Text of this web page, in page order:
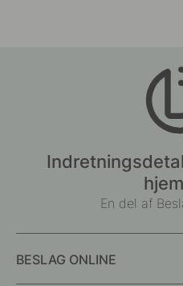
En del af
BESLAG ONLINE